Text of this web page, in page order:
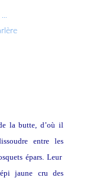
la butte, d’où il
entre les
épars. Leur
jaune cru des